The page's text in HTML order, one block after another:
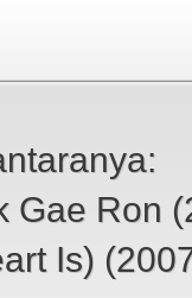
Gae Ron
Is)